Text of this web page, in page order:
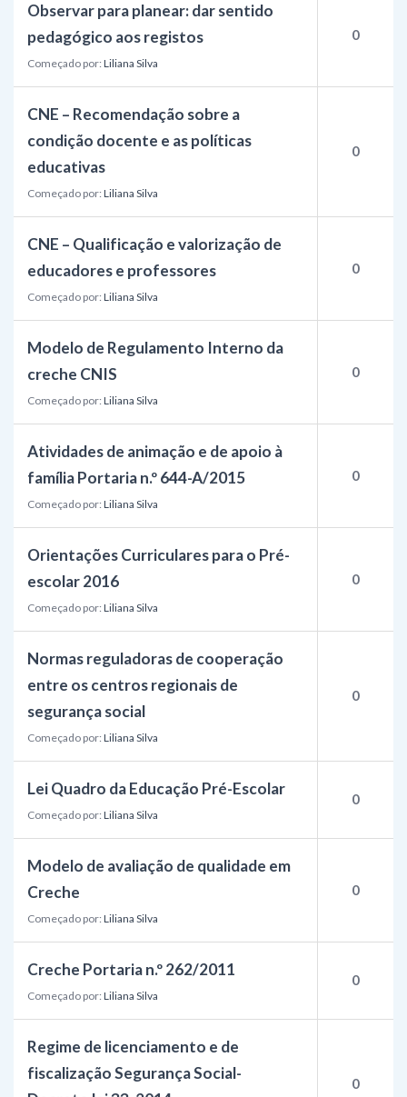
Observar para planear: dar sentido
pedagógico aos registos
Começado por: Liliana Silva
0
CNE – Recomendação sobre a
condição docente e as políticas
educativas
Começado por: Liliana Silva
0
CNE – Qualificação e valorização de
educadores e professores
Começado por: Liliana Silva
0
Modelo de Regulamento Interno da
creche CNIS
Começado por: Liliana Silva
0
Atividades de animação e de apoio à
família Portaria n.º 644-A/2015
Começado por: Liliana Silva
0
Orientações Curriculares para o Pré-
escolar 2016
Começado por: Liliana Silva
0
Normas reguladoras de cooperação
entre os centros regionais de
segurança social
Começado por: Liliana Silva
0
Lei Quadro da Educação Pré-Escolar
Começado por: Liliana Silva
0
Modelo de avaliação de qualidade em
Creche
Começado por: Liliana Silva
0
Creche Portaria n.º 262/2011
Começado por: Liliana Silva
0
Regime de licenciamento e de
fiscalização Segurança Social-
0